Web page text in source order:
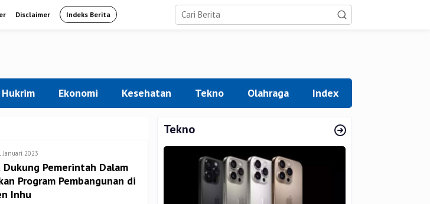
Disclaimer Indeks Berita
Hukrim Ekonomi Kesehatan Tekno Olahraga Index
Januari 2023Oleh
Dukung Pemerintah Dalam
Program Pembangunan di
Inhu
Tekno